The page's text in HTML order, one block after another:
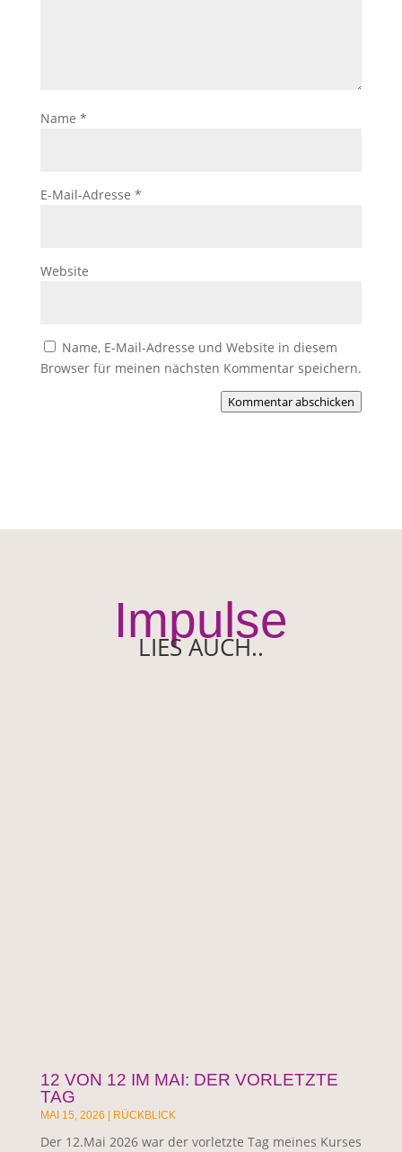
Name *
E-Mail-Adresse *
Website
Name, E-Mail-Adresse und Website in diesem
Browser für meinen nächsten Kommentar speichern.
Kommentar abschicken
Impulse
LIES AUCH..
12 VON 12 IM MAI: DER VORLETZTE
TAG
MAI 15, 2026 | RÜCKBLICK
Der 12.Mai 2026 war der vorletzte Tag meines Kurses